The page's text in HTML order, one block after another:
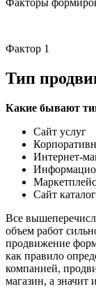
Факторы
Фактор 1
Тип
Какие бывают
Сайт услуг
Интернет-
Маркетплейс
Сайт каталог
Все
объем работ
продвижение
как правило
компанией,
магазин, а